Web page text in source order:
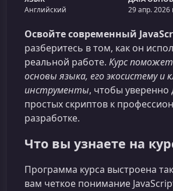
Английский
29 апр. 2026
Освойте современный
разберитесь в том, как он
реальной работе. Курс
основы языка, его экосистему и
инструменты, чтобы уверенно
простых скриптов к
разработке.
Что вы узнаете на
Программа курса выстроена
вам четкое понимание